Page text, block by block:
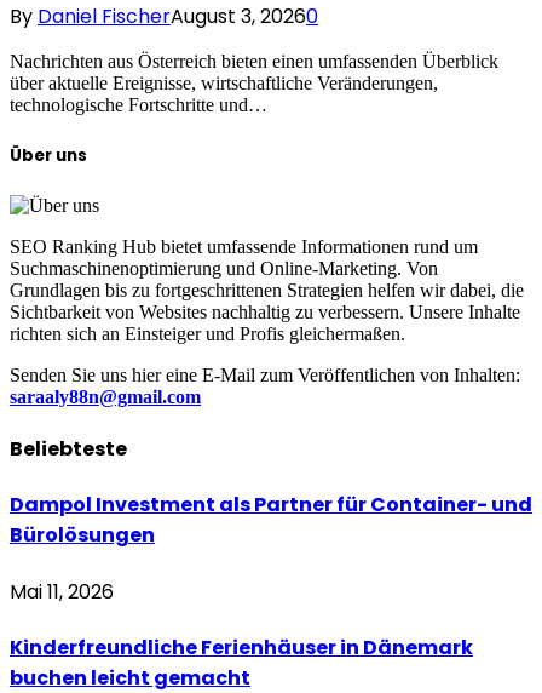
By Daniel FischerAugust 3, 20260
Nachrichten aus Österreich bieten einen umfassenden Überblick
über aktuelle Ereignisse, wirtschaftliche Veränderungen,
technologische Fortschritte und…
Über uns
SEO Ranking Hub bietet umfassende Informationen rund um
Suchmaschinenoptimierung und Online-Marketing. Von
Grundlagen bis zu fortgeschrittenen Strategien helfen wir dabei, die
Sichtbarkeit von Websites nachhaltig zu verbessern. Unsere Inhalte
richten sich an Einsteiger und Profis gleichermaßen.
Senden Sie uns hier eine E-Mail zum Veröffentlichen von Inhalten:
saraaly88n@gmail.com
Beliebteste
Dampol Investment als Partner für Container- und
Bürolösungen
Mai 11, 2026
Kinderfreundliche Ferienhäuser in Dänemark
buchen leicht gemacht